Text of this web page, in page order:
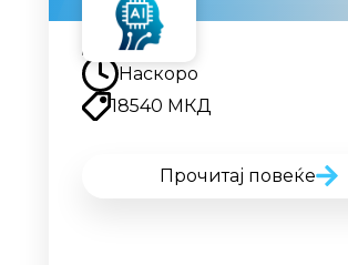
Наскоро
Наскоро
18540 МКД
Прочитај повеќе